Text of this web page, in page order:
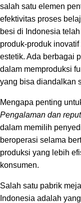
salah satu elemen
efektivitas proses
besi di Indonesia
produk-produk
estetik. Ada berbagai
dalam memproduksi
yang bisa diandalkan
Mengapa penting
Pengalaman dan
dalam memilih
beroperasi selama
produksi yang lebih
konsumen.
Salah satu pabrik
Indonesia adalah